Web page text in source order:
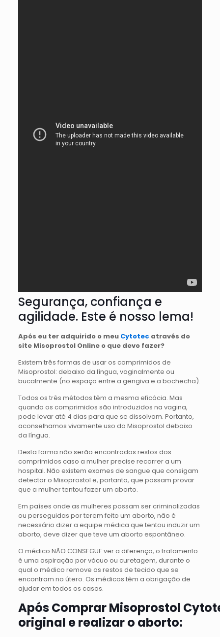
Segurança, confiança e
agilidade. Este é nosso lema!
Após eu ter adquirido o meu Cytotec através do
site Misoprostol Online o que devo fazer?
Existem três formas de usar os comprimidos de
Misoprostol: debaixo da língua, vaginalmente ou
bucalmente (no espaço entre a gengiva e a bochecha).
Todos os três métodos têm a mesma eficácia. Mas
quando os comprimidos são introduzidos na vagina,
pode levar até 4 dias para que se dissolvam. Portanto,
aconselhamos vivamente uso do Misoprostol debaixo
da língua.
Desta forma não serão encontrados restos dos
comprimidos caso a mulher precise recorrer a um
hospital. Não existem exames de sangue que consigam
detectar o Misoprostol e, portanto, que possam provar
que a mulher tentou fazer um aborto.
Em países onde as mulheres possam ser criminalizadas
ou perseguidas por terem feito um aborto, não é
necessário dizer a equipe médica que tentou induzir um
aborto, deve dizer que teve um aborto espontâneo.
O médico NÃO CONSEGUE ver a diferença, o tratamento
é uma aspiração por vácuo ou curetagem, durante o
qual o médico remove os restos de tecido que se
encontram no útero. Os médicos têm a obrigação de
ajudar em todos os casos.
Após Comprar Misoprostol
original e realizar o aborto: